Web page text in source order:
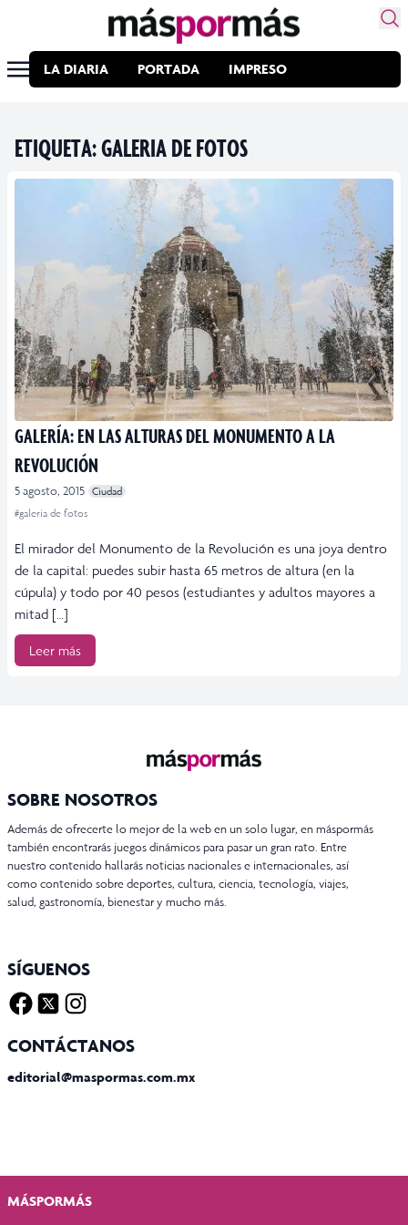
LA DIARIA PORTADA IMPRESO
ETIQUETA:GALERIA DE FOTOS
GALERÍA: EN LAS ALTURAS DEL MONUMENTO A LA
REVOLUCIÓN
5 agosto, 2015 Ciudad
#galeria de fotos
El mirador del Monumento de la Revolución es una joya dentro
de la capital: puedes subir hasta 65 metros de altura (en la
cúpula) y todo por 40 pesos (estudiantes y adultos mayores a
mitad […]
Leer más
SOBRE NOSOTROS
Además de ofrecerte lo mejor de la web en un solo lugar, en máspormás
también encontrarás juegos dinámicos para pasar un gran rato. Entre
nuestro contenido hallarás noticias nacionales e internacionales, así
como contenido sobre deportes, cultura, ciencia, tecnología, viajes,
salud, gastronomía, bienestar y mucho más.
SÍGUENOS
CONTÁCTANOS
editorial@maspormas.com.mx
MÁSPORMÁS